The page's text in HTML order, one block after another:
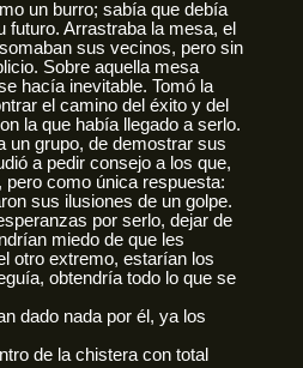
un burro; sabía que debía
Arrastraba la mesa, el
sus vecinos, pero sin
Sobre aquella mesa
hacía inevitable. Tomó la
el camino del éxito y del
la que había llegado a serlo.
un grupo, de demostrar sus
a pedir consejo a los que,
como única respuesta:
sus ilusiones de un golpe.
por serlo, dejar de
miedo de que les
otro extremo, estarían los
obtendría todo lo que se
dado nada por él, ya los
de la chistera con total